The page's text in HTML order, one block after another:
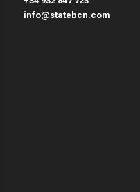
info@statebcn.com